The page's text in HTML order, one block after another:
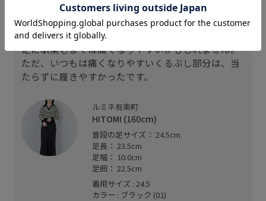
幅広&甲高なため、通常よりワンサイズ上げてぴっ
たりでした。
ガラスレザーで通常の革靴よりも硬さがあるので、
足に馴染むまでは痛くなりやすいかもしれません。
ただ、いつもは痛くなりやすいくるぶし部分は、当
たらずに履きやすかったです。
ルミネ有楽町
HITOMI (160cm)
普段の足サイズ： 24.5cm
足長： 23.5cm
足幅： 10.0cm
足囲： 22.5cm
着用サイズ : 24.5
カラー : ブラック (01)